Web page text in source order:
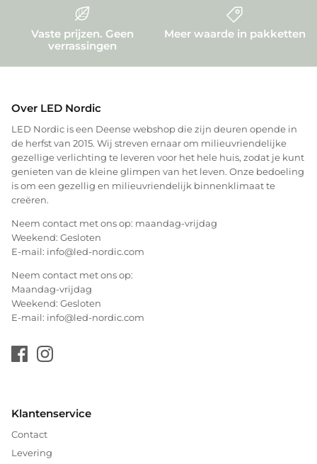
Vaste prijzen. Geen
verrassingen
Meer waarde in pakketten
Over LED Nordic
LED Nordic is een Deense webshop die zijn deuren opende in
de herfst van 2015. Wij streven ernaar om milieuvriendelijke
gezellige verlichting te leveren voor het hele huis, zodat je kunt
genieten van de kleine glimpen van het leven. Onze bedoeling
is om een gezellig en milieuvriendelijk binnenklimaat te
creëren.
Neem contact met ons op: maandag-vrijdag
Weekend: Gesloten
E-mail: info@led-nordic.com
Neem contact met ons op:
Maandag-vrijdag
Weekend: Gesloten
E-mail: info@led-nordic.com
Klantenservice
Contact
Levering